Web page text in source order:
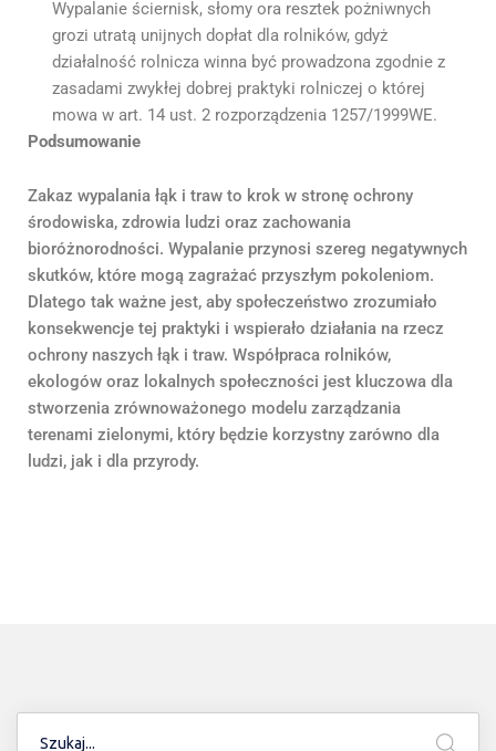
Wypalanie ściernisk, słomy ora resztek pożniwnych
grozi utratą unijnych dopłat dla rolników, gdyż
działalność rolnicza winna być prowadzona zgodnie z
zasadami zwykłej dobrej praktyki rolniczej o której
mowa w art. 14 ust. 2 rozporządzenia 1257/1999WE.
Podsumowanie
Zakaz wypalania łąk i traw to krok w stronę ochrony
środowiska, zdrowia ludzi oraz zachowania
bioróżnorodności. Wypalanie przynosi szereg negatywnych
skutków, które mogą zagrażać przyszłym pokoleniom.
Dlatego tak ważne jest, aby społeczeństwo zrozumiało
konsekwencje tej praktyki i wspierało działania na rzecz
ochrony naszych łąk i traw. Współpraca rolników,
ekologów oraz lokalnych społeczności jest kluczowa dla
stworzenia zrównoważonego modelu zarządzania
terenami zielonymi, który będzie korzystny zarówno dla
ludzi, jak i dla przyrody.